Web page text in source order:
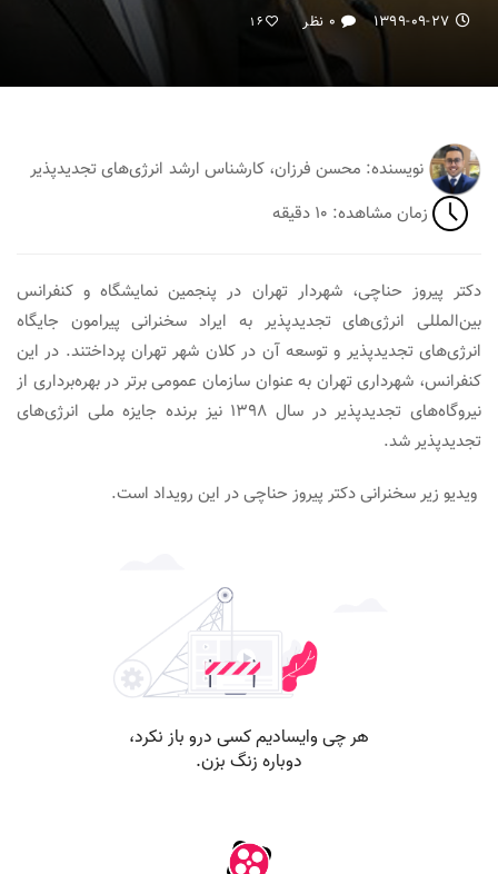
۱۳۹۹-۰۹-۲۷ ۰ نظر 16
نویسنده: محسن فرزان، کارشناس ارشد انرژی‌های تجدیدپذیر
زمان مشاهده: ۱۰ دقیقه
دکتر پیروز حناچی، شهردار تهران در پنجمین نمایشگاه و کنفرانس
بین‌المللی انرژی‌های تجدیدپذیر به ایراد سخنرانی پیرامون جایگاه
انرژی‌های تجدیدپذیر و توسعه آن در کلان شهر تهران پرداختند. در این
کنفرانس، شهرداری تهران به عنوان سازمان‌ عمومی برتر در بهره‌برداری از
نیروگاه‌های تجدیدپذیر در سال ۱۳۹۸ نیز برنده جایزه ملی انرژی‌های
تجدیدپذیر شد.
ویدیو زیر سخنرانی دکتر پیروز حناچی در این رویداد است.